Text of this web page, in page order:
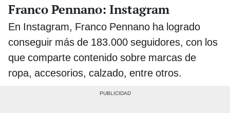
Franco Pennano: Instagram
En Instagram, Franco Pennano ha logrado
conseguir más de 183.000 seguidores, con los
que comparte contenido sobre marcas de
ropa, accesorios, calzado, entre otros.